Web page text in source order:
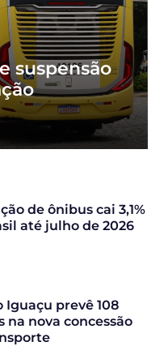
suspensão
de ônibus cai 3,1%
até julho de 2026
Iguaçu prevê 108
na nova concessão